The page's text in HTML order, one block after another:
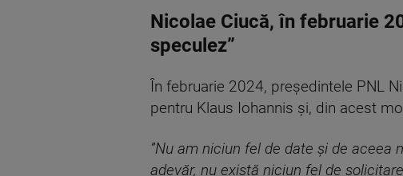
Nicolae Ciucă, în februarie
speculez”
În februarie 2024, președintele PNL
pentru Klaus Iohannis și, din acest
”Nu am niciun fel de date şi de aceea
adevăr, nu există niciun fel de